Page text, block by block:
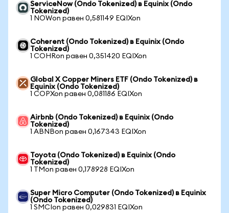
ServiceNow (Ondo Tokenized) в Equinix (Ondo
Tokenized)
1 NOWon равен 0,581149 EQIXon
Coherent (Ondo Tokenized) в Equinix (Ondo
Tokenized)
1 COHRon равен 0,351420 EQIXon
Global X Copper Miners ETF (Ondo Tokenized) в
Equinix (Ondo Tokenized)
1 COPXon равен 0,081186 EQIXon
Airbnb (Ondo Tokenized) в Equinix (Ondo
Tokenized)
1 ABNBon равен 0,167343 EQIXon
Toyota (Ondo Tokenized) в Equinix (Ondo
Tokenized)
1 TMon равен 0,178928 EQIXon
Super Micro Computer (Ondo Tokenized) в Equinix
(Ondo Tokenized)
1 SMCIon равен 0,029831 EQIXon